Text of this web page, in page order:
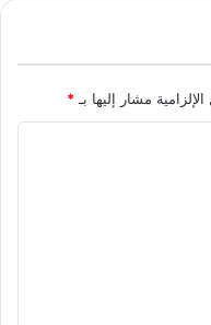
مشار إليها بـ *